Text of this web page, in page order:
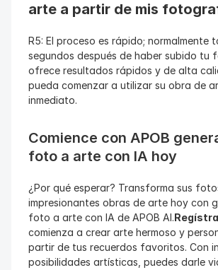
arte a partir de mis
R5: El proceso es rápido; normalmente
segundos después de haber subido tu
ofrece resultados rápidos y de alta
pueda comenzar a utilizar su obra de
inmediato.
Comience con APOB
foto a arte con IA hoy
¿Por qué esperar? Transforma sus
impresionantes obras de arte hoy con
foto a arte con IA de APOB AI.
comienza a crear arte hermoso y
partir de tus recuerdos favoritos. Con
posibilidades artísticas, puedes darle